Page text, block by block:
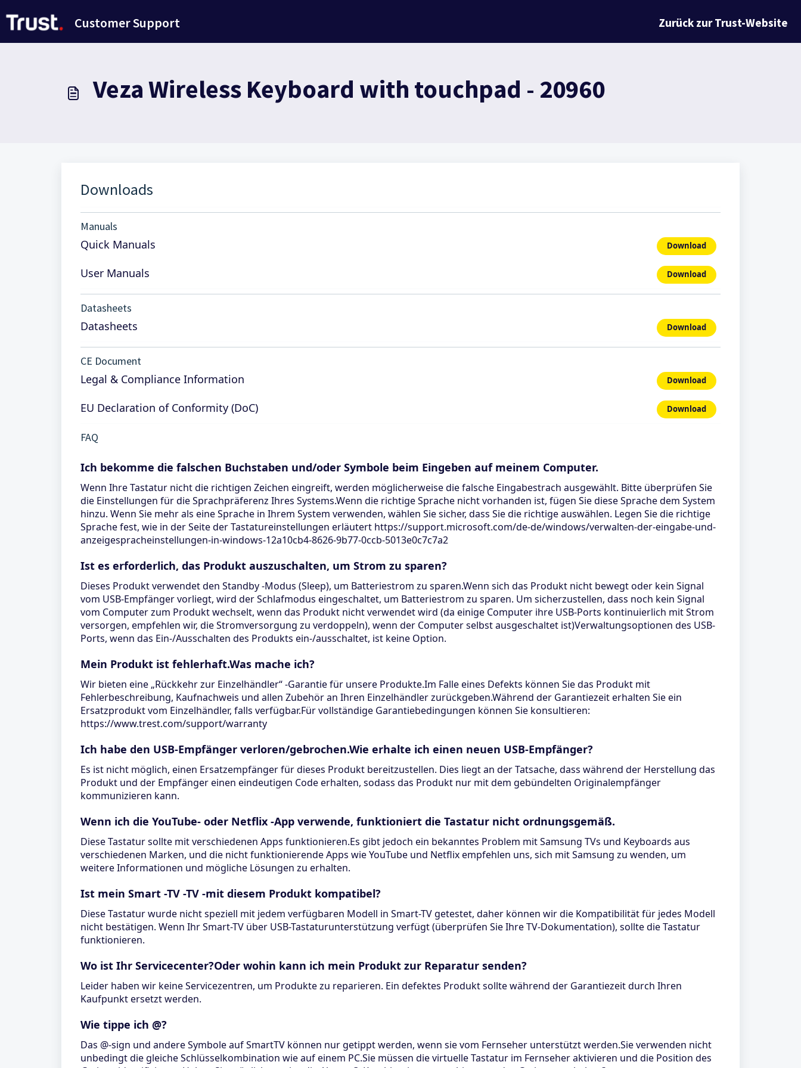
Customer Support Zurück zur Trust-Website
Veza Wireless Keyboard with touchpad - 20960
Downloads
Manuals
Quick Manuals Download
User Manuals Download
Datasheets
Datasheets Download
CE Document
Legal & Compliance Information Download
EU Declaration of Conformity (DoC) Download
FAQ
Ich bekomme die falschen Buchstaben und/oder Symbole beim Eingeben auf meinem Computer.
Wenn Ihre Tastatur nicht die richtigen Zeichen eingreift, werden möglicherweise die falsche Eingabestrach ausgewählt. Bitte überprüfen Sie
die Einstellungen für die Sprachpräferenz Ihres Systems.Wenn die richtige Sprache nicht vorhanden ist, fügen Sie diese Sprache dem System
hinzu. Wenn Sie mehr als eine Sprache in Ihrem System verwenden, wählen Sie sicher, dass Sie die richtige auswählen. Legen Sie die richtige
Sprache fest, wie in der Seite der Tastatureinstellungen erläutert https://support.microsoft.com/de-de/windows/verwalten-der-eingabe-und-
anzeigespracheinstellungen-in-windows-12a10cb4-8626-9b77-0ccb-5013e0c7c7a2
Ist es erforderlich, das Produkt auszuschalten, um Strom zu sparen?
Dieses Produkt verwendet den Standby -Modus (Sleep), um Batteriestrom zu sparen.Wenn sich das Produkt nicht bewegt oder kein Signal
vom USB-Empfänger vorliegt, wird der Schlafmodus eingeschaltet, um Batteriestrom zu sparen. Um sicherzustellen, dass noch kein Signal
vom Computer zum Produkt wechselt, wenn das Produkt nicht verwendet wird (da einige Computer ihre USB-Ports kontinuierlich mit Strom
versorgen, empfehlen wir, die Stromversorgung zu verdoppeln), wenn der Computer selbst ausgeschaltet ist)Verwaltungsoptionen des USB-
Ports, wenn das Ein-/Ausschalten des Produkts ein-/ausschaltet, ist keine Option.
Mein Produkt ist fehlerhaft.Was mache ich?
Wir bieten eine „Rückkehr zur Einzelhändler“ -Garantie für unsere Produkte.Im Falle eines Defekts können Sie das Produkt mit
Fehlerbeschreibung, Kaufnachweis und allen Zubehör an Ihren Einzelhändler zurückgeben.Während der Garantiezeit erhalten Sie ein
Ersatzprodukt vom Einzelhändler, falls verfügbar.Für vollständige Garantiebedingungen können Sie konsultieren:
https://www.trest.com/support/warranty
Ich habe den USB-Empfänger verloren/gebrochen.Wie erhalte ich einen neuen USB-Empfänger?
Es ist nicht möglich, einen Ersatzempfänger für dieses Produkt bereitzustellen. Dies liegt an der Tatsache, dass während der Herstellung das
Produkt und der Empfänger einen eindeutigen Code erhalten, sodass das Produkt nur mit dem gebündelten Originalempfänger
kommunizieren kann.
Wenn ich die YouTube- oder Netflix -App verwende, funktioniert die Tastatur nicht ordnungsgemäß.
Diese Tastatur sollte mit verschiedenen Apps funktionieren.Es gibt jedoch ein bekanntes Problem mit Samsung TVs und Keyboards aus
verschiedenen Marken, und die nicht funktionierende Apps wie YouTube und Netflix empfehlen uns, sich mit Samsung zu wenden, um
weitere Informationen und mögliche Lösungen zu erhalten.
Ist mein Smart -TV -TV -mit diesem Produkt kompatibel?
Diese Tastatur wurde nicht speziell mit jedem verfügbaren Modell in Smart-TV getestet, daher können wir die Kompatibilität für jedes Modell
nicht bestätigen. Wenn Ihr Smart-TV über USB-Tastaturunterstützung verfügt (überprüfen Sie Ihre TV-Dokumentation), sollte die Tastatur
funktionieren.
Wo ist Ihr Servicecenter?Oder wohin kann ich mein Produkt zur Reparatur senden?
Leider haben wir keine Servicezentren, um Produkte zu reparieren. Ein defektes Produkt sollte während der Garantiezeit durch Ihren
Kaufpunkt ersetzt werden.
Wie tippe ich @?
Das @-sign und andere Symbole auf SmartTV können nur getippt werden, wenn sie vom Fernseher unterstützt werden.Sie verwenden nicht
unbedingt die gleiche Schlüsselkombination wie auf einem PC.Sie müssen die virtuelle Tastatur im Fernseher aktivieren und die Position des